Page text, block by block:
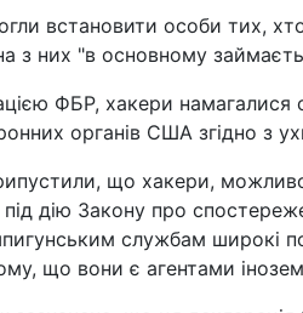
встановити особи тих,
з них "в основному
ФБР, хакери намагалися
органів США згідно з
що хакери,
дію Закону про
службам широкі
що вони є агентами